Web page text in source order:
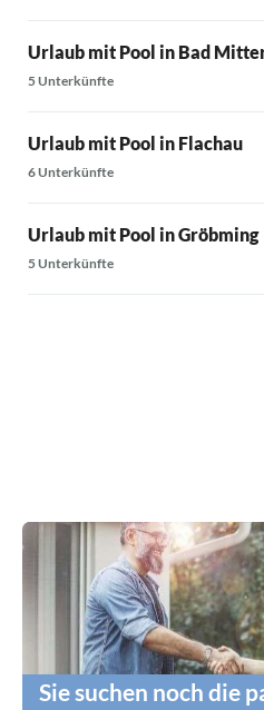
Urlaub mit Pool in Bad
5 Unterkünfte
Urlaub mit Pool in Flachau
6 Unterkünfte
Urlaub mit Pool in Gröbming
5 Unterkünfte
Sie suchen noch die